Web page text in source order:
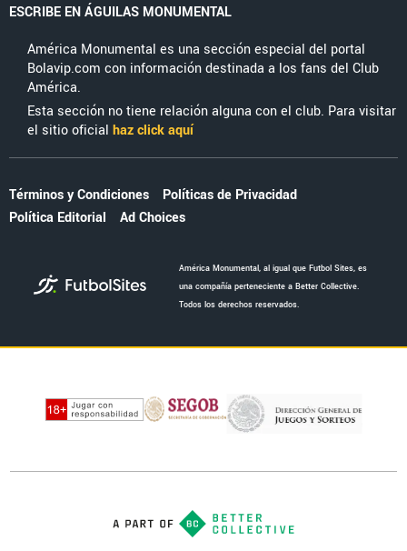
ESCRIBE EN ÁGUILAS MONUMENTAL
América Monumental es una sección especial del portal
Bolavip.com con información destinada a los fans del Club
América.
Esta sección no tiene relación alguna con el club. Para visitar
el sitio oficial haz click aquí
Términos y Condiciones
Políticas de Privacidad
Política Editorial
Ad Choices
América Monumental, al igual que Futbol Sites, es
una compañía perteneciente a Better Collective.
Todos los derechos reservados.